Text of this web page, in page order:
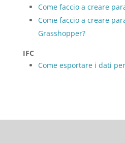
Come faccio a creare
Come faccio a creare
Grasshopper?
IFC
Come esportare i dati